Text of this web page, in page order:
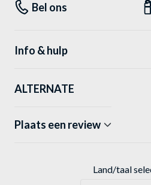
Bel ons
Info & hulp
ALTERNATE
Plaats een review
Land/taal